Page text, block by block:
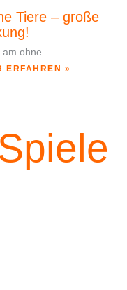
Tiere – große
am ohne
ERFAHREN »